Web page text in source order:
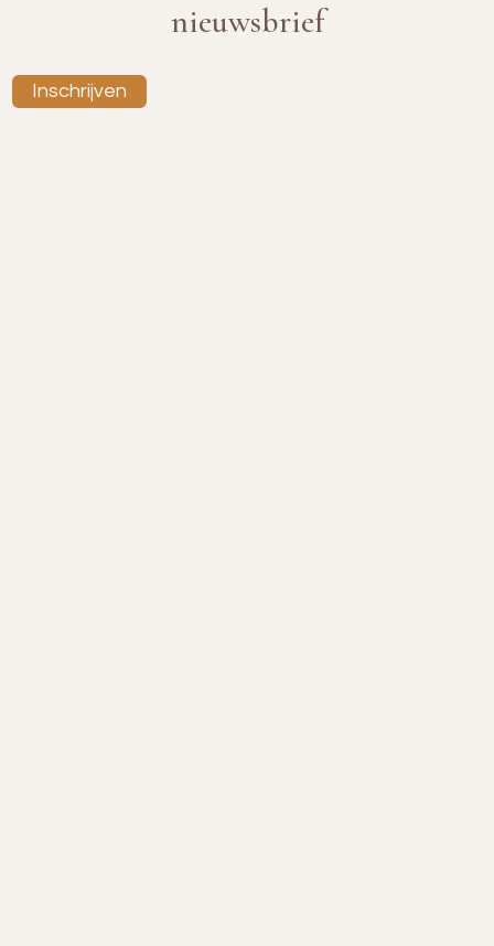
nieuwsbrief
Inschrijven